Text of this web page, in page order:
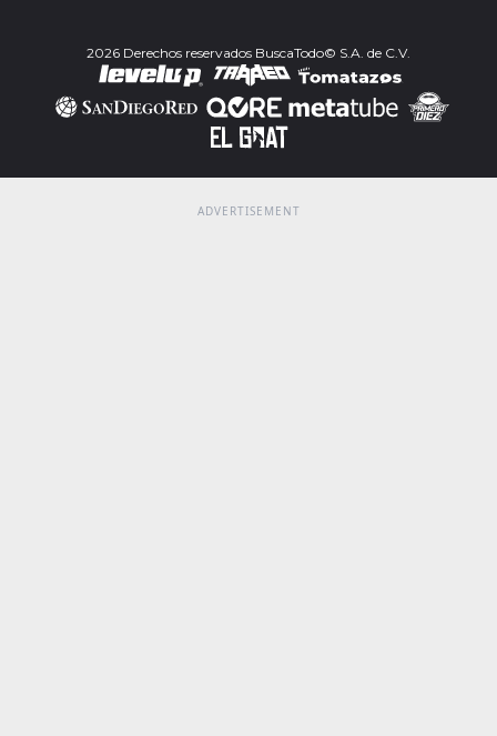
2026 Derechos reservados BuscaTodo© S.A. de C.V.